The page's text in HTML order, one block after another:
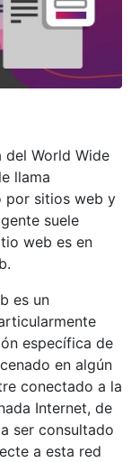
del World Wide
llama
por sitios web y
suele
web es en
es un
específica de
en algún
conectado a la
Internet, de
ser consultado
a esta red